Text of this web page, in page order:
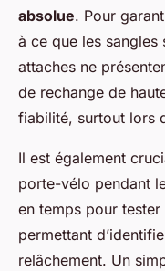
absolue. Pour
à ce que les sangles
attaches ne
de rechange de
fiabilité, surtout lors
Il est également
porte-vélo pendant
en temps pour
permettant
relâchement. Un